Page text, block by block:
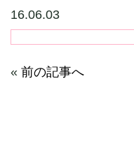
16.06.03
« 前の記事へ